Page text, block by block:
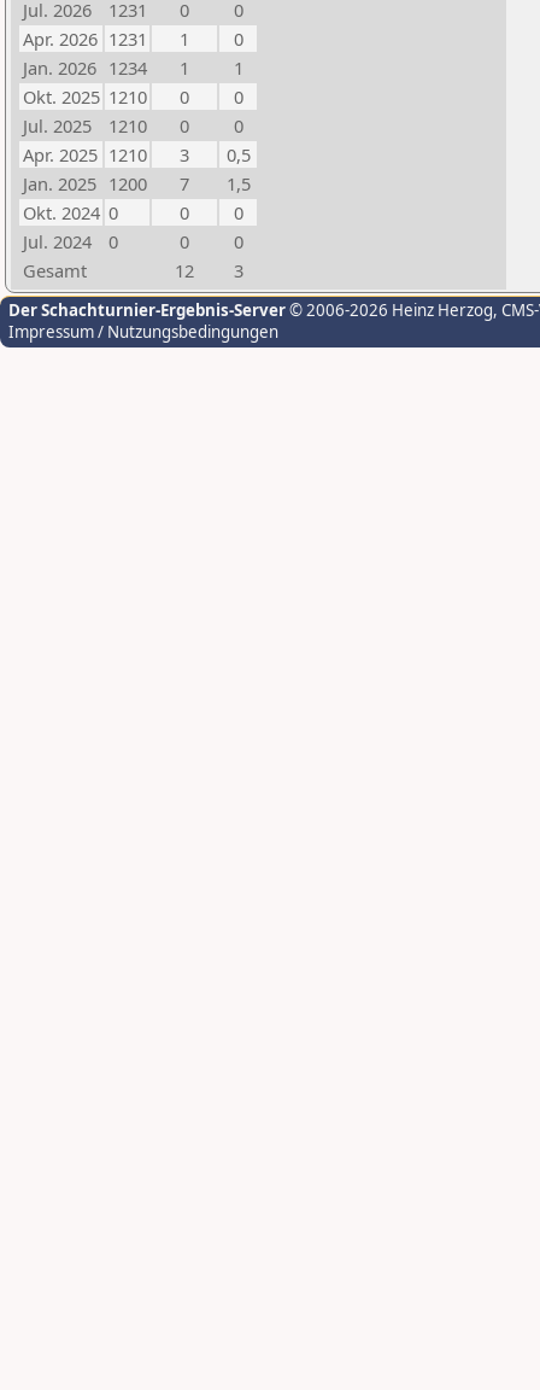
Jul. 2026
1231 0
0
Apr. 2026 1231 1
0
Jan. 2026 1234 1
1
Okt. 2025 1210 0
0
Jul. 2025
1210 0
0
Apr. 2025 1210 3
0,5
Jan. 2025 1200 7
1,5
Okt. 2024 0 0
0
Jul. 2024
0 0
0
Gesamt
12 3
Der Schachturnier-Ergebnis-Server© 2006-2026 Heinz Herzog,
Impressum / Nutzungsbedingungen